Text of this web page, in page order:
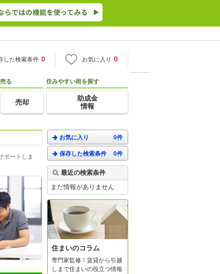
した検索条件 0 お気に入り 0
売る
売却
住みやすい街を探す
助成金
情報
ポートしま
お気に入り 0件
保存した検索条件 0件
最近の検索条件
まだ情報がありません
住まいのコラム
専門家監修！賃貸から引越
しまで住まいの役立つ情報